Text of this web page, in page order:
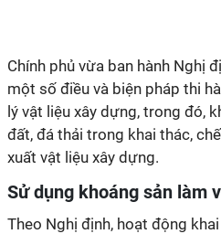
Chính phủ vừa ban hành Nghị
một số điều và biện pháp thi
lý vật liệu xây dựng, trong đó,
đất, đá thải trong khai thác,
xuất vật liệu xây dựng.
Sử dụng khoáng sản làm
Theo Nghị định, hoạt động